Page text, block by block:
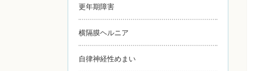
更年期障害
横隔膜ヘルニア
自律神経性めまい